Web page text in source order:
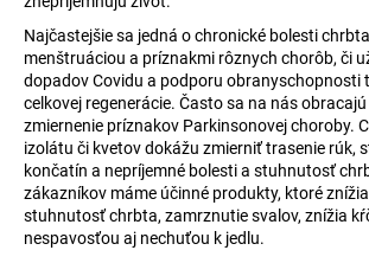
Najčastejšie sa jedná o chronické bolesti
menštruáciou a príznakmi rôznych chorôb, či
dopadov Covidu a podporu obranyschopnosti
celkovej regenerácie. Často sa na nás
zmiernenie príznakov Parkinsonovej choroby.
izolátu či kvetov dokážu zmierniť trasenie rúk,
končatín a nepríjemné bolesti a stuhnutosť
zákazníkov máme účinné produkty, ktoré
stuhnutosť chrbta, zamrznutie svalov, znížia
nespavosťou aj nechuťou k jedlu.
j
e
t
e
n
á
j
s